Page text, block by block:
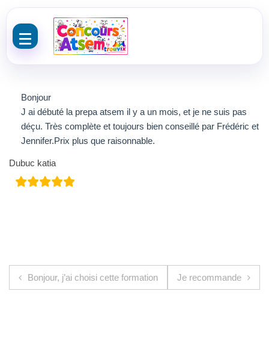
Bonjour
J ai débuté la prepa atsem il y a un mois, et je ne suis pas
déçu. Très complète et toujours bien conseillé par Frédéric et
Jennifer.Prix plus que raisonnable.
Dubuc katia
Navigation de l’article
Bonjour, j’ai choisi cette formation Je recommande